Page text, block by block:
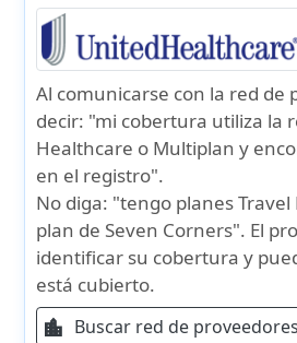
Al comunicarse con la red de
decir: "mi cobertura utiliza la
Healthcare o Multiplan y
en el registro".
No diga: "tengo planes Travel
plan de Seven Corners". El
identificar su cobertura y
está cubierto.
location_city Buscar red de proveedores